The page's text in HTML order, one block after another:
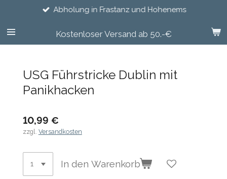
springen
Kostenloser Versand ab 50.-€
Abholung in Frastanz und Hohenems
USG Führstricke Dublin mit
Panikhacken
10,99 €
zzgl. Versandkosten
In den Warenkorb